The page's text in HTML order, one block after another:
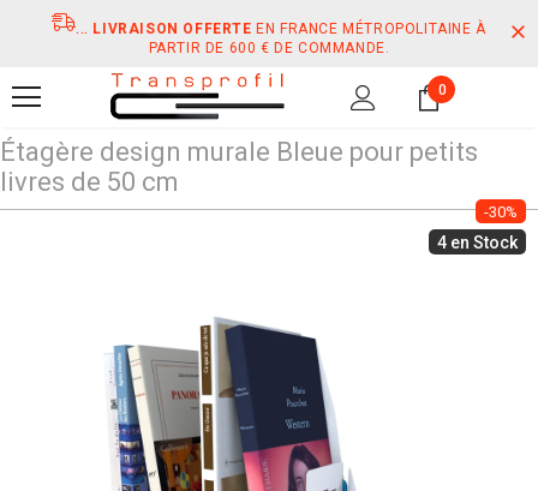
... LIVRAISON OFFERTE EN FRANCE MÉTROPOLITAINE À
PARTIR DE 600 € DE COMMANDE.
0
Étagère design murale Bleue pour petits
livres de 50 cm
-30%
4 en Stock